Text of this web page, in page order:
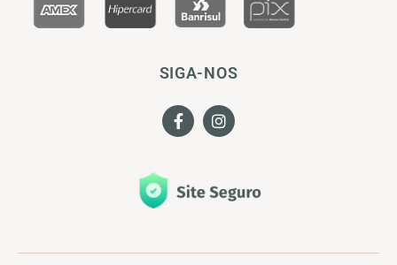
SIGA-NOS